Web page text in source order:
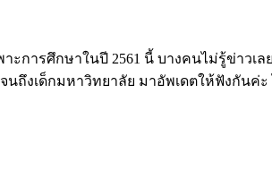
การศึกษาในปี 2561 นี้ บางคนไม่รู้ข่าวเล
นถึงเด็กมหาวิทยาลัย มาอัพเดตให้ฟังกันค่ะ